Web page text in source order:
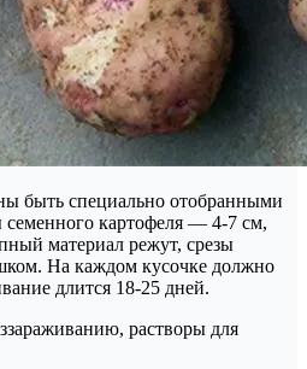
быть специально отобранными
картофеля — 4-7 см,
материал режут, срезы
На каждом кусочке должно
длится 18-25 дней.
растворы для